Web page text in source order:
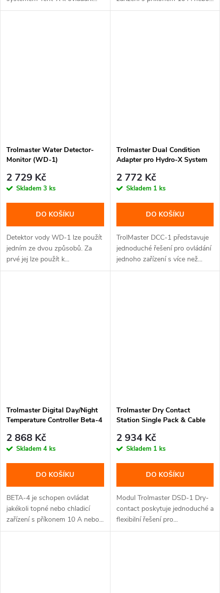
Trolmaster Water Detector-
Monitor (WD-1)
2 729 Kč
Skladem 3 ks
DO KOŠÍKU
Detektor vody WD-1 lze použít
jedním ze dvou způsobů. Za
prvé jej lze použít k...
Trolmaster Dual Condition
Adapter pro Hydro-X System
2 772 Kč
Skladem 1 ks
DO KOŠÍKU
TrolMaster DCC-1 představuje
jednoduché řešení pro ovládání
jednoho zařízení s více než...
Trolmaster Digital Day/Night
Temperature Controller Beta-4
koncovka)
2 868 Kč
Skladem 4 ks
DO KOŠÍKU
BETA-4 je schopen ovládat
jakékoli topné nebo chladicí
zařízení s příkonem 10 A nebo...
Trolmaster Dry Contact
Station Single Pack & Cable
(Schuko DE koncovka)
2 934 Kč
Skladem 1 ks
DO KOŠÍKU
Modul Trolmaster DSD-1 Dry-
contact poskytuje jednoduché a
flexibilní řešení pro...